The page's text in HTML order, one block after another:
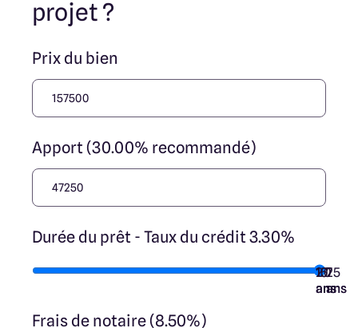
projet ?
Prix du bien
Apport (30.00% recommandé)
Durée du prêt - Taux du crédit 3.30%
7
ans
10
ans
15
ans
20
ans
25
ans
Frais de notaire (8.50%)